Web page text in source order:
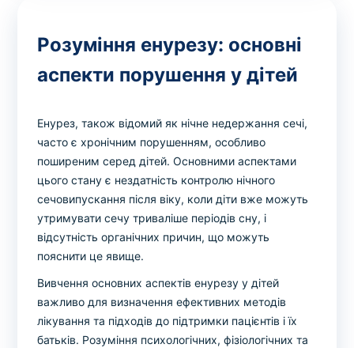
Розуміння енурезу: основні
аспекти порушення у дітей
Енурез, також відомий як нічне недержання сечі,
часто є хронічним порушенням, особливо
поширеним серед дітей. Основними аспектами
цього стану є нездатність контролю нічного
сечовипускання після віку, коли діти вже можуть
утримувати сечу триваліше періодів сну, і
відсутність органічних причин, що можуть
пояснити це явище.
Вивчення основних аспектів енурезу у дітей
важливо для визначення ефективних методів
лікування та підходів до підтримки пацієнтів і їх
батьків. Розуміння психологічних, фізіологічних та